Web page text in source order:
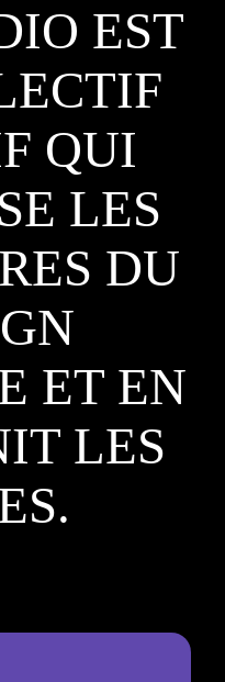
EST
QUI
LES
DU
ET EN
LES